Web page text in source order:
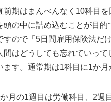
前期はまんべんなく10科目
頭の中に詰め込むことが目的
すので「5日間雇用保険法だ
間はどうしても忘れていっ
ます。通常期は1科目に1か
月の1週目は労働科目、2週